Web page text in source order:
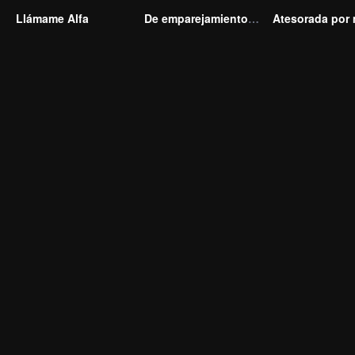
Llámame Alfa De emparejamiento fallido a matrimonio relámpago: Mi magnate trillonario